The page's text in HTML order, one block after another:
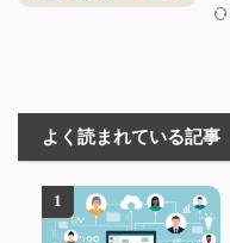
よく読まれている記事
1